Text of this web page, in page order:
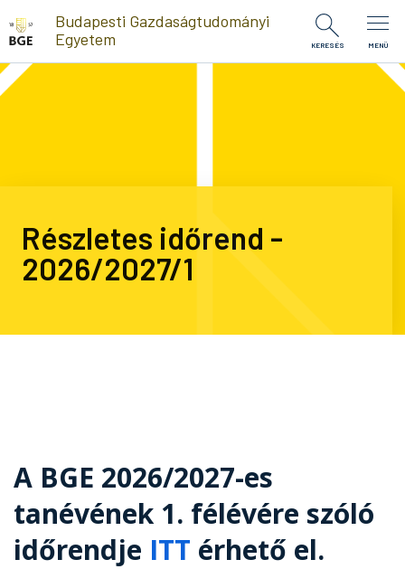
Ugrás a tartalomra
Budapesti Gazdaságtudományi
Egyetem
KERESÉS MENÜ
Részletes időrend -
2026/2027/1
A BGE 2026/2027-es
tanévének 1. félévére szóló
időrendje ITT érhető el.